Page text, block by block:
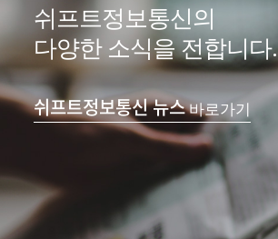
쉬프트정보통신의
다양한 소식을 전합니다.
쉬프트정보통신 뉴스바로가기